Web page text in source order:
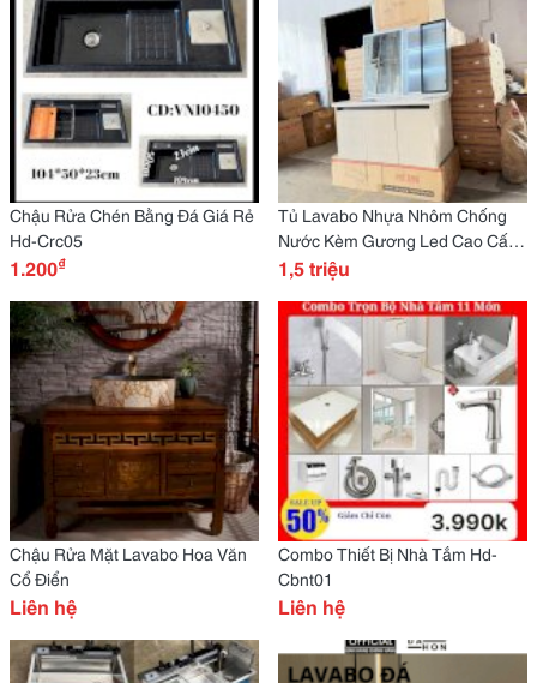
Chậu Rửa Chén Bằng Đá Giá Rẻ
Hd-Crc05
1.200₫
Tủ Lavabo Nhựa Nhôm Chống
Nước Kèm Gương Led Cao Cấp
Giá Rẻ
1,5 triệu
Chậu Rửa Mặt Lavabo Hoa Văn
Cổ Điển
Liên hệ
Combo Thiết Bị Nhà Tắm Hd-
Cbnt01
Liên hệ